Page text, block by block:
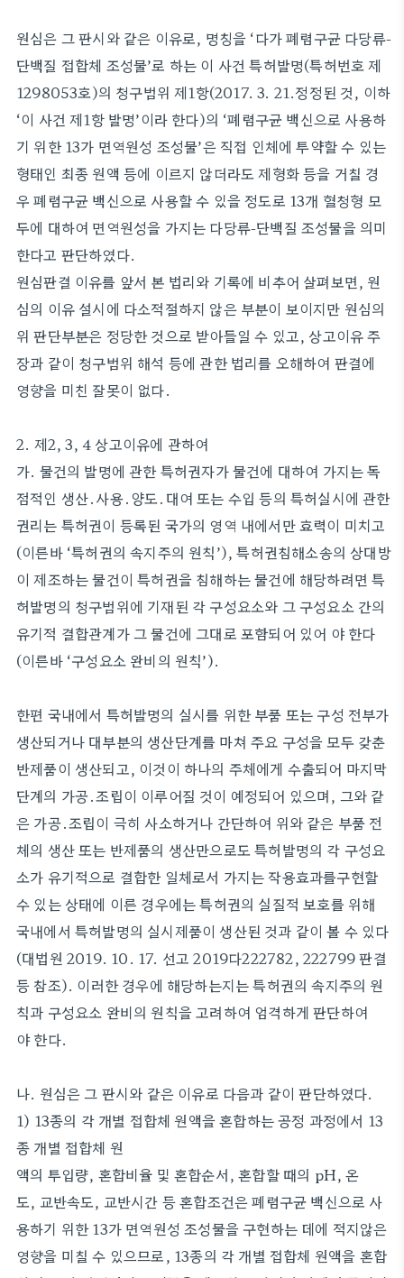
원심은 그 판시와 같은 이유로, 명칭을 ‘다가 폐렴구균 다당류-
단백질 접합체 조성물’로 하는 이 사건 특허발명(특허번호 제
1298053호)의 청구범위 제1항(2017. 3. 21.정정된 것, 이하
‘이 사건 제1항 발명’이라 한다)의 ‘폐렴구균 백신으로 사용하
기 위한 13가 면역원성 조성물’은 직접 인체에 투약할 수 있는
형태인 최종 원액 등에 이르지 않더라도 제형화 등을 거칠 경
우 폐렴구균 백신으로 사용할 수 있을 정도로 13개 혈청형 모
두에 대하여 면역원성을 가지는 다당류-단백질 조성물을 의미
한다고 판단하였다.
원심판결 이유를 앞서 본 법리와 기록에 비추어 살펴보면, 원
심의 이유 설시에 다소적절하지 않은 부분이 보이지만 원심의
위 판단부분은 정당한 것으로 받아들일 수 있고, 상고이유 주
장과 같이 청구범위 해석 등에 관한 법리를 오해하여 판결에
영향을 미친 잘못이 없다.
2. 제2, 3, 4 상고이유에 관하여
가. 물건의 발명에 관한 특허권자가 물건에 대하여 가지는 독
점적인 생산․사용․양도․대여 또는 수입 등의 특허실시에 관한
권리는 특허권이 등록된 국가의 영역 내에서만 효력이 미치고
(이른바 ‘특허권의 속지주의 원칙’), 특허권침해소송의 상대방
이 제조하는 물건이 특허권을 침해하는 물건에 해당하려면 특
허발명의 청구범위에 기재된 각 구성요소와 그 구성요소 간의
유기적 결합관계가 그 물건에 그대로 포함되어 있어 야 한다
(이른바 ‘구성요소 완비의 원칙’).
한편 국내에서 특허발명의 실시를 위한 부품 또는 구성 전부가
생산되거나 대부분의 생산단계를 마쳐 주요 구성을 모두 갖춘
반제품이 생산되고, 이것이 하나의 주체에게 수출되어 마지막
단계의 가공․조립이 이루어질 것이 예정되어 있으며, 그와 같
은 가공․조립이 극히 사소하거나 간단하여 위와 같은 부품 전
체의 생산 또는 반제품의 생산만으로도 특허발명의 각 구성요
소가 유기적으로 결합한 일체로서 가지는 작용효과를구현할
수 있는 상태에 이른 경우에는 특허권의 실질적 보호를 위해
국내에서 특허발명의 실시제품이 생산된 것과 같이 볼 수 있다
(대법원 2019. 10. 17. 선고 2019다222782, 222799 판결
등 참조). 이러한 경우에 해당하는지는 특허권의 속지주의 원
칙과 구성요소 완비의 원칙을 고려하여 엄격하게 판단하여
야 한다.
나. 원심은 그 판시와 같은 이유로 다음과 같이 판단하였다.
1) 13종의 각 개별 접합체 원액을 혼합하는 공정 과정에서 13
종 개별 접합체 원
액의 투입량, 혼합비율 및 혼합순서, 혼합할 때의 pH, 온
도, 교반속도, 교반시간 등 혼합조건은 폐렴구균 백신으로 사
용하기 위한 13가 면역원성 조성물을 구현하는 데에 적지않은
영향을 미칠 수 있으므로, 13종의 각 개별 접합체 원액을 혼합